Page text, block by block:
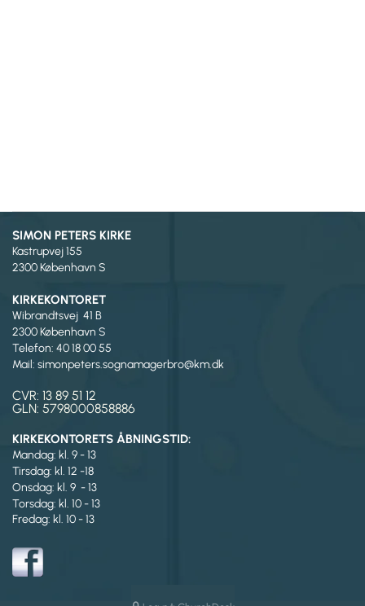
SIMON PETERS KIRKE
Kastrupvej 155
2300 København S
KIRKEKONTORET
Wibrandtsvej 41 B
2300 København S
Telefon: 40 18 00 55
Mail: simonpeters.sognamagerbro@km.dk
CVR: 13 89 51 12
GLN: 5798000858886
KIRKEKONTORETS ÅBNINGSTID:
Mandag: kl. 9 - 13
Tirsdag: kl. 12 -18
Onsdag: kl. 9 - 13
Torsdag: kl. 10 - 13
Fredag: kl. 10 - 13